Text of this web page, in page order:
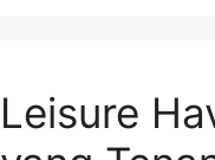
Leisure